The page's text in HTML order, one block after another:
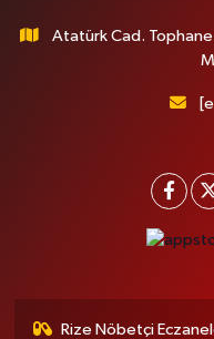
Atatürk Cad. Tophane
Rize Nöbetçi